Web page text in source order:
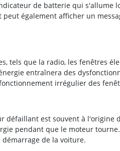
de batterie qui s'allume
également afficher un
tels que la radio, les fenêtres
entraînera des
irrégulier des
défaillant est souvent à l'origine
pendant que le moteur
de la voiture.